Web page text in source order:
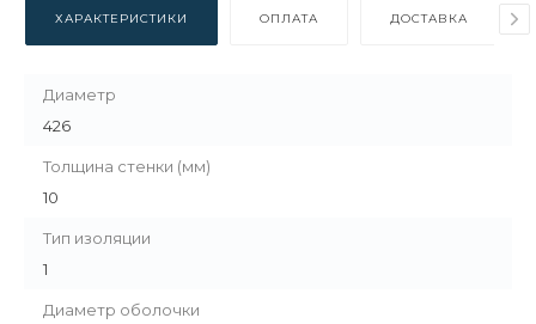
ХАРАКТЕРИСТИКИ ОПЛАТА ДОСТАВКА
Диаметр
426
Толщина стенки (мм)
10
Тип изоляции
1
Диаметр оболочки